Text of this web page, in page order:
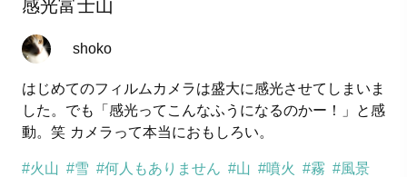
感光富士山
shoko
はじめてのフィルムカメラは盛大に感光させてしまいま
した。でも「感光ってこんなふうになるのかー！」と感
動。笑 カメラって本当におもしろい。
#火山 #雪 #何人もありません #山 #噴火 #霧 #風景